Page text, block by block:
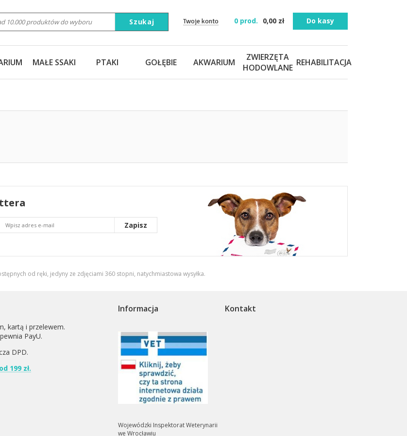
Twoje konto 0 prod. 0,00 zł Do kasy
Szukaj
MAŁE SSAKI PTAKI GOŁĘBIE AKWARIUM
ZWIERZĘTA
HODOWLANE REHABILITACJA
Zapisz
od ręki, jedyny ze zdjęciami 360 stopni, natychmiastowa wysyłka.
kartą i przelewem.
PayU.
DPD.
199 zł.
Informacja
Wojewódzki Inspektorat Weterynarii
we Wrocławiu
Kontakt